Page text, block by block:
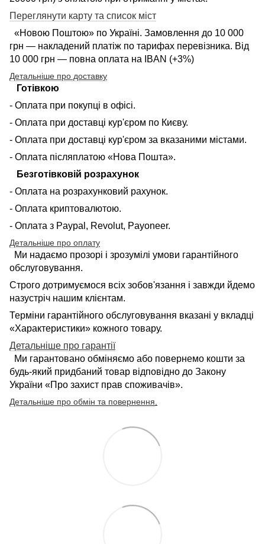
Переглянути карту та список міст
«Новою Поштою» по Україні. Замовлення до 10 000
грн — накладений платіж по тарифах перевізника. Від
10 000 грн — повна оплата на IBAN (+3%)
Детальніше про доставку
Готівкою
- Оплата при покупці в офісі.
- Оплата при доставці кур'єром по Києву.
- Оплата при доставці кур'єром за вказаними містами.
- Оплата післяплатою «Нова Пошта».
Безготівковій розрахунок
- Оплата на розрахунковий рахунок.
- Оплата криптовалютою.
- Оплата з Paypal, Revolut, Payoneer.
Детальніше про оплату
Ми надаємо прозорі і зрозумілі умови гарантійного
обслуговування.
Строго дотримуємося всіх зобов'язання і завжди йдемо
назустріч нашим клієнтам.
Терміни гарантійного обслуговування вказані у вкладці
«Характеристики» кожного товару.
Детальніше про гарантії
Ми гарантовано обміняємо або повернемо кошти за
будь-який придбаний товар відповідно до Закону
України «Про захист прав споживачів».
Детальніше про обмін та повернення